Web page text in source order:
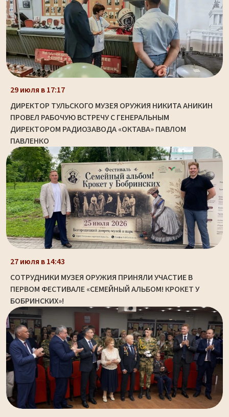
29 июля в 17:17
ДИРЕКТОР ТУЛЬСКОГО МУЗЕЯ ОРУЖИЯ НИКИТА АНИКИН
ПРОВЕЛ РАБОЧУЮ ВСТРЕЧУ С ГЕНЕРАЛЬНЫМ
ДИРЕКТОРОМ РАДИОЗАВОДА «ОКТАВА» ПАВЛОМ
ПАВЛЕНКО
27 июля в 14:43
СОТРУДНИКИ МУЗЕЯ ОРУЖИЯ ПРИНЯЛИ УЧАСТИЕ В
ПЕРВОМ ФЕСТИВАЛЕ «СЕМЕЙНЫЙ АЛЬБОМ! КРОКЕТ У
БОБРИНСКИХ»!